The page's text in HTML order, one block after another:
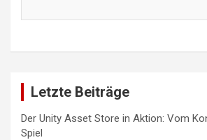
Letzte Beiträge
Der Unity Asset Store in Aktion: Vom
Spiel